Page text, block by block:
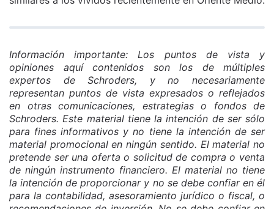
Información importante: Los puntos de vista y
opiniones aquí contenidos son los de múltiples
expertos de Schroders, y no necesariamente
representan puntos de vista expresados o reflejados
en otras comunicaciones, estrategias o fondos de
Schroders. Este material tiene la intención de ser sólo
para fines informativos y no tiene la intención de ser
material promocional en ningún sentido. El material no
pretende ser una oferta o solicitud de compra o venta
de ningún instrumento financiero. El material no tiene
la intención de proporcionar y no se debe confiar en él
para la contabilidad, asesoramiento jurídico o fiscal, o